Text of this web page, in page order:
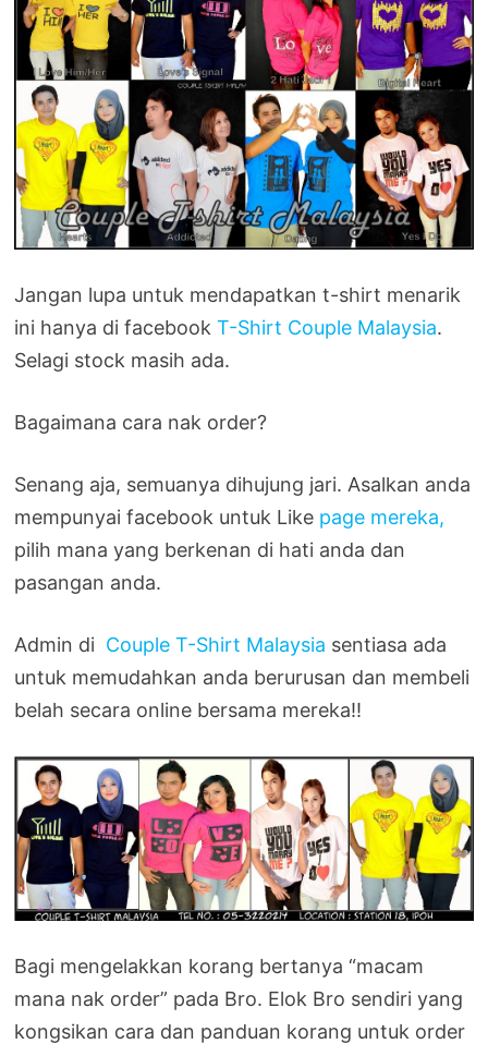
Jangan lupa untuk mendapatkan t-shirt menarik
ini hanya di facebookT-Shirt Couple Malaysia.
Selagi stock masih ada.
Bagaimana cara nak order?
Senang aja, semuanya dihujung jari. Asalkan anda
mempunyai facebook untuk Like page mereka,
pilih mana yang berkenan di hati anda dan
pasangan anda.
Admin di Couple T-Shirt Malaysia sentiasa ada
untuk memudahkan anda berurusan dan membeli
belah secara online bersama mereka!!
Bagi mengelakkan korang bertanya “macam
mana nak order” pada Bro. Elok Bro sendiri yang
kongsikan cara dan panduan korang untuk order